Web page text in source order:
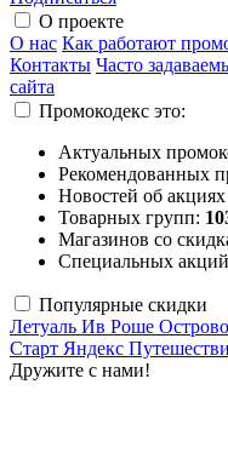
О проекте
О нас Как работают
Контакты Часто
сайта
Промокодекс это:
Актуальных
Рекомендованных
Новостей об
Товарных групп:
Магазинов со
Специальных
Популярные скидки
Летуаль Ив Роше
Старт Яндекс
Дружите с нами!